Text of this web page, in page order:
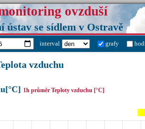
ovzduší
ústav se sídlem v Ostravě
interval grafy
vzduchu
1h průměr Teploty vzduchu [°C]